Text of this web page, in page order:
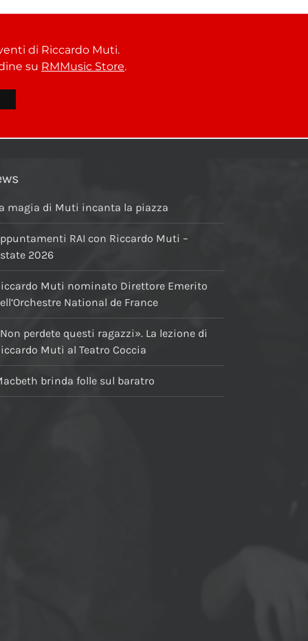
di Riccardo Muti.
su RMMusic Store.
magia di Muti incanta la piazza
RAI con Riccardo Muti –
2026
Muti nominato Direttore Emerito
National de France
perdete questi ragazzi». La lezione di
Muti al Teatro Coccia
brinda folle sul baratro